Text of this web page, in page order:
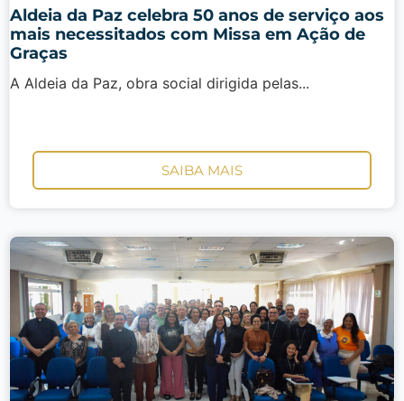
Aldeia da Paz celebra 50 anos de serviço aos
mais necessitados com Missa em Ação de
Graças
A Aldeia da Paz, obra social dirigida pelas...
SAIBA MAIS